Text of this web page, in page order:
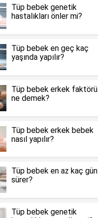
Tüp bebek genetik
hastalıkları önler mi?
Tüp bebek en geç kaç
yaşında yapılır?
Tüp bebek erkek faktörü
ne demek?
Tüp bebek erkek bebek
nasıl yapılır?
Tüp bebek en az kaç gün
sürer?
Tüp bebek genetik